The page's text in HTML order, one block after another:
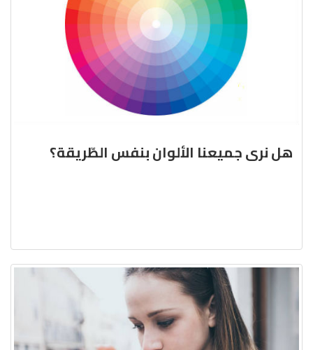
هل نرى جميعنا الألوان بنفس الطّريقة؟